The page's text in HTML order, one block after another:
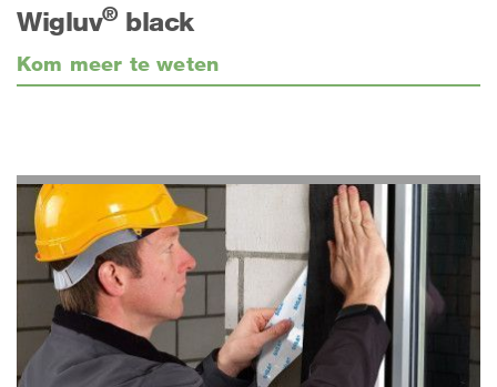
Wigluv®black
Kom meer te weten